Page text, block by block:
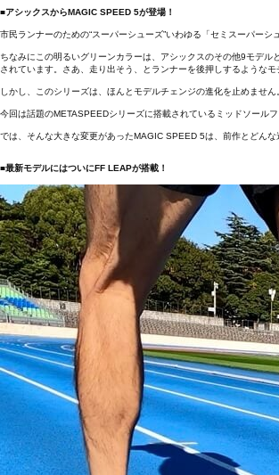
■アシックスからMAGIC SPEED 5が登場！
市民ランナーのための“スーパーシューズ”いわゆる「セミスーパー
ちなみにこの明るいグリーンカラーは、アシックスのその他9モデ
されています。さあ、走り出そう、とランナーを後押しするような
しかし、このシリーズは、ほんとモデルチェンジの進化を止めませ
今回は話題のMETASPEEDシリーズに搭載されているミッドソール
では、そんな大きな変更があったMAGIC SPEED 5は、前作とどん
■最新モデルにはついにFF LEAPが搭載！